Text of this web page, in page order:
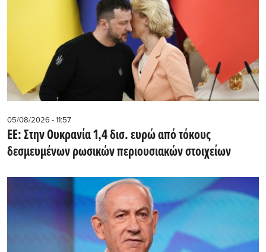
05/08/2026 - 11:57
ΕΕ: Στην Ουκρανία 1,4 δισ. ευρώ από τόκους
δεσμευμένων ρωσικών περιουσιακών στοιχείων